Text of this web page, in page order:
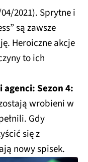
2021). Sprytne i
są zawsze
Heroiczne akcje
to ich
Sezon 4:
wrobieni w
Gdy
się z
nowy spisek.